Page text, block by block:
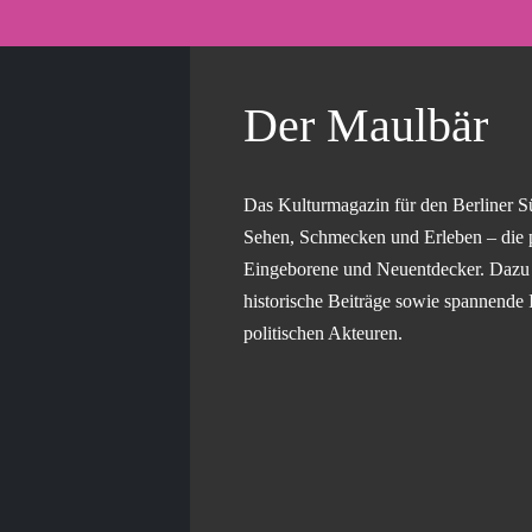
Der Maulbär
Das Kulturmagazin für den Berliner
Sehen, Schmecken und Erleben –
Eingeborene und Neuentdecker.
historische Beiträge sowie
politischen Akteuren.